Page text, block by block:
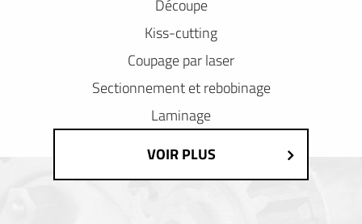
Découpe
Kiss-cutting
Coupage par laser
Sectionnement et rebobinage
Laminage
VOIR PLUS